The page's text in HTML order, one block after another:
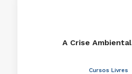
A Crise
Cursos Livres